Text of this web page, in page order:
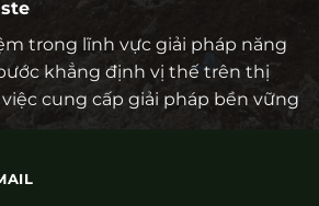
trong lĩnh vực giải pháp năng
khẳng định vị thế trên thị
cung cấp giải pháp bền vững